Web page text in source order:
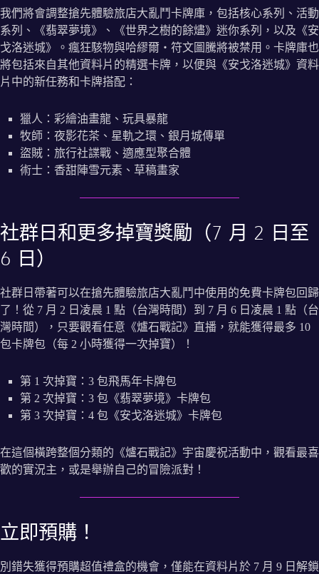
我們將會調整搶先體驗旅店大亂鬥卡牌庫，包括核心系列、活動
系列、《翡翠夢境》、《世界之樹的餘燼》迷你系列，以及《安
戈洛迷城》。瘋狂駭物與哈繆爾‧符文圖騰將被禁用。卡牌庫也
將包括來自其他資料片的精選卡牌，以便與《安戈洛迷城》資料
片中的新任務和卡牌搭配：
獵人：彩繪油畫龍、玩具暴龍
牧師：夜影花茶、星軌之環、銀月城傳單
盜賊：旅行社諜戰、適應型聚合體
術士：香甜陣雪元素、草稿畫家
社群日和更多掉寶獎勵（7 月 2 日至
6 日）
社群日帶著可以在搶先體驗旅店大亂鬥中使用的免費卡牌包回歸
了！從 7 月 2 日凌晨 1 點（台灣時間）到 7 月 6 日凌晨 1 點（台
灣時間），只要觀看任意《爐石戰記》直播，就能獲得最多 10
包卡牌包（每 2 小時獲得一次掉寶）！
第 1 次掉寶：3 包飛馬年卡牌包
第 2 次掉寶：3 包《翡翠夢境》卡牌包
第 3 次掉寶：4 包《安戈洛迷城》卡牌包
在這個橫跨整個分類的《爐石戰記》宇宙慶祝活動中，觀看最喜
歡的實況主，或是舉辦自己的冒險派對！
立即預購！
別錯失獲得預購超值禮盒的機會，僅能在資料片於 7 月 9 日解鎖